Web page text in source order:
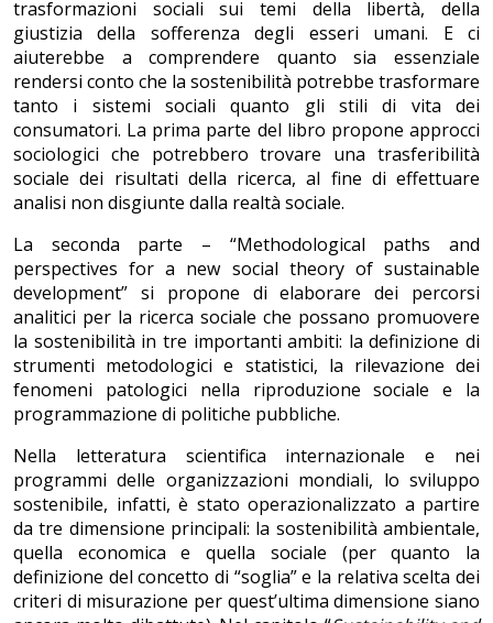
trasformazioni sociali sui temi della libertà, della
giustizia della sofferenza degli esseri umani. E ci
aiuterebbe a comprendere quanto sia essenziale
rendersi conto che la sostenibilità potrebbe trasformare
tanto i sistemi sociali quanto gli stili di vita dei
consumatori. La prima parte del libro propone approcci
sociologici che potrebbero trovare una trasferibilità
sociale dei risultati della ricerca, al fine di effettuare
analisi non disgiunte dalla realtà sociale.
La seconda parte – “Methodological paths and
perspectives for a new social theory of sustainable
development” si propone di elaborare dei percorsi
analitici per la ricerca sociale che possano promuovere
la sostenibilità in tre importanti ambiti: la definizione di
strumenti metodologici e statistici, la rilevazione dei
fenomeni patologici nella riproduzione sociale e la
programmazione di politiche pubbliche.
Nella letteratura scientifica internazionale e nei
programmi delle organizzazioni mondiali, lo sviluppo
sostenibile, infatti, è stato operazionalizzato a partire
da tre dimensione principali: la sostenibilità ambientale,
quella economica e quella sociale (per quanto la
definizione del concetto di “soglia” e la relativa scelta dei
criteri di misurazione per quest’ultima dimensione siano